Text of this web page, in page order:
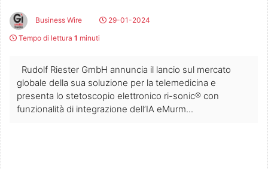
Business Wire
29-01-2024
Tempo di lettura 1 minuti
Rudolf Riester GmbH annuncia il lancio sul mercato
globale della sua soluzione per la telemedicina e
presenta lo stetoscopio elettronico ri-sonic® con
funzionalità di integrazione dell’IA eMurm...